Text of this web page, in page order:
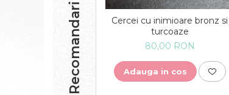
Recomandari
Cercei cu inimioare bronz si
turcoaze
80,00 RON
Adauga in cos